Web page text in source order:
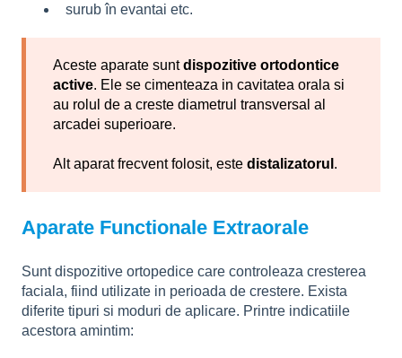
surub în evantai etc.
Aceste aparate suntdispozitive ortodontice
active. Ele se cimenteaza in cavitatea orala si
au rolul de a creste diametrul transversal al
arcadei superioare.
Alt aparat frecvent folosit, este distalizatorul .
Aparate Functionale Extraorale
Sunt dispozitive ortopedice care controleaza cresterea
faciala, fiind utilizate in perioada de crestere. Exista
diferite tipuri si moduri de aplicare. Printre indicatiile
acestora amintim: